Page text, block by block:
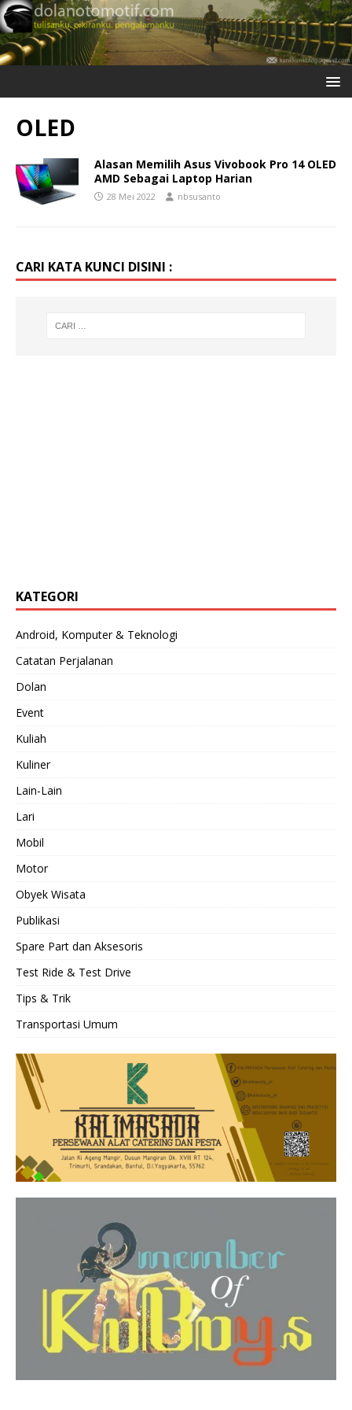
OLED
Alasan Memilih Asus Vivobook Pro 14 OLED
AMD Sebagai Laptop Harian
28 Mei 2022 nbsusanto
CARI KATA KUNCI DISINI :
KATEGORI
Android, Komputer & Teknologi
Catatan Perjalanan
Dolan
Event
Kuliah
Kuliner
Lain-Lain
Lari
Mobil
Motor
Obyek Wisata
Publikasi
Spare Part dan Aksesoris
Test Ride & Test Drive
Tips & Trik
Transportasi Umum